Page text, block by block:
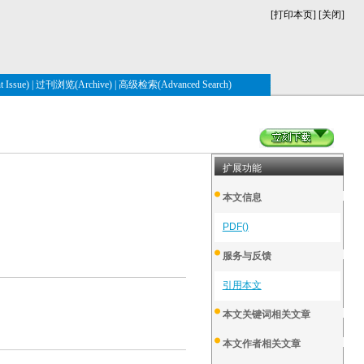
[打印本页] [关闭]
Issue)| 过刊浏览(Archive)| 高级检索(Advanced Search)
扩展功能
本文信息
PDF()
服务与反馈
引用本文
本文关键词相关文章
本文作者相关文章